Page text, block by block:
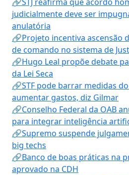
judicialmente deve ser
anulatória
🔗Projeto incentiva ascensão
de comando no sistema de
🔗Hugo Leal propõe debate
da Lei Seca
🔗STF pode barrar medidas
aumentar gastos, diz Gilmar
🔗Conselho Federal da OAB
para integrar inteligência
🔗Supremo suspende
big techs
🔗Banco de boas práticas na
aprovado na CDH